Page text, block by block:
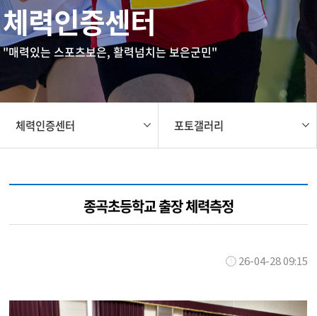
열기
열기
열기
체력인증센터
"매력있는 스포츠보은, 활력넘치는 보은군민"
체력인증센터 포토갤러리
종곡초등학교 출장 체력측정
26-04-28 09:15